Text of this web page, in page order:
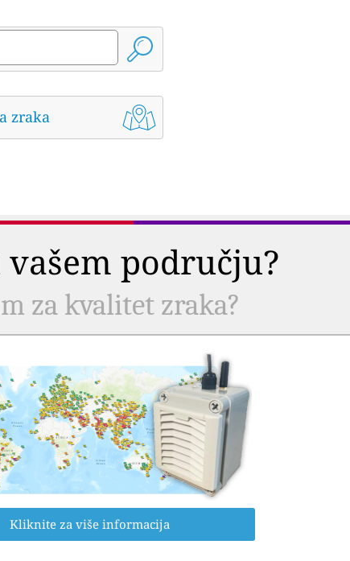
zraka
području?
za kvalitet zraka?
Kliknite za više informacija